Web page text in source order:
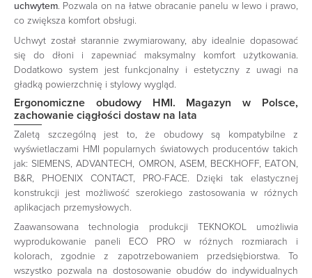
uchwytem. Pozwala on na łatwe obracanie panelu w lewo i prawo,
co zwiększa komfort obsługi.
Uchwyt został starannie zwymiarowany, aby idealnie dopasować
się do dłoni i zapewniać maksymalny komfort użytkowania.
Dodatkowo system jest funkcjonalny i estetyczny z uwagi na
gładką powierzchnię i stylowy wygląd.
Ergonomiczne obudowy HMI. Magazyn w Polsce,
zachowanie ciągłości dostaw na lata
Zaletą szczególną jest to, że obudowy są kompatybilne z
wyświetlaczami HMI popularnych światowych producentów takich
jak:SIEMENS, ADVANTECH, OMRON, ASEM, BECKHOFF, EATON,
B&R, PHOENIX CONTACT, PRO-FACE. Dzięki
tak elastycznej
konstrukcji
jest możliwość szerokiego zastosowania w różnych
aplikacjach przemysłowych.
Zaawansowana technologia produkcji TEKNOKOL umożliwia
wyprodukowanie paneli ECO PRO w różnych rozmiarach i
kolorach, zgodnie z zapotrzebowaniem przedsiębiorstwa. To
wszystko pozwala na dostosowanie obudów do indywidualnych